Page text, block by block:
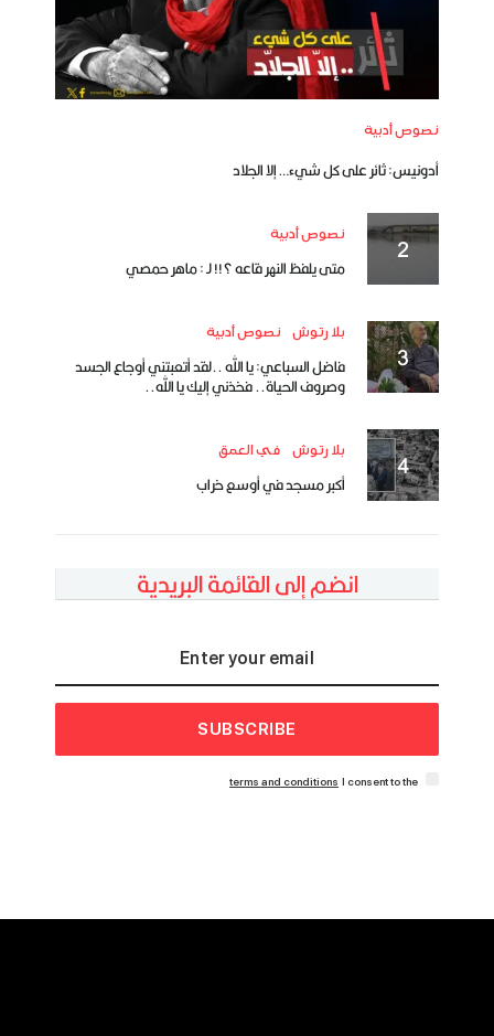
نصوص أدبية
أدونيس: ثائر على كل شيء… إلا الجلاد
نصوص أدبية
متى يلفظ النهر قاعه ؟!! لـ : ماهر حمصي
بلا رتوش نصوص أدبية
فاضل السباعي: يا الله ..لقد أتعبتني أوجاع الجسد
وصروف الحياة.. فخذني إليك يا الله..
بلا رتوش في العمق
أكبر مسجد في أوسع خراب
انضم إلى القائمة البريدية
SUBSCRIBE
I consent to the
terms and conditions